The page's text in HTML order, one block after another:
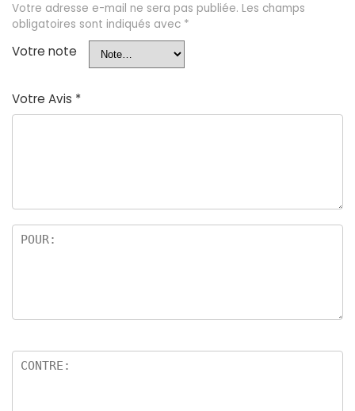
Votre adresse e-mail ne sera pas publiée. Les champs
obligatoires sont indiqués avec *
Votre note
Votre Avis *